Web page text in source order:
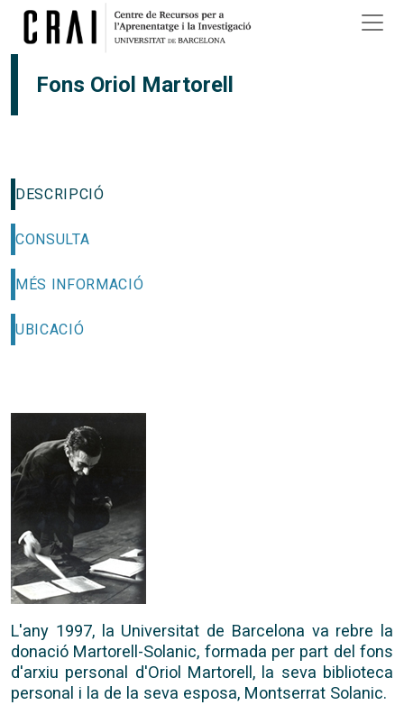
Vés al contingut
Fons Oriol Martorell
DESCRIPCIÓ
CONSULTA
MÉS INFORMACIÓ
UBICACIÓ
L'any 1997, la Universitat de Barcelona va rebre la
donació Martorell-Solanic, formada per part del fons
d'arxiu personal d'Oriol Martorell, la seva biblioteca
personal i la de la seva esposa, Montserrat Solanic.